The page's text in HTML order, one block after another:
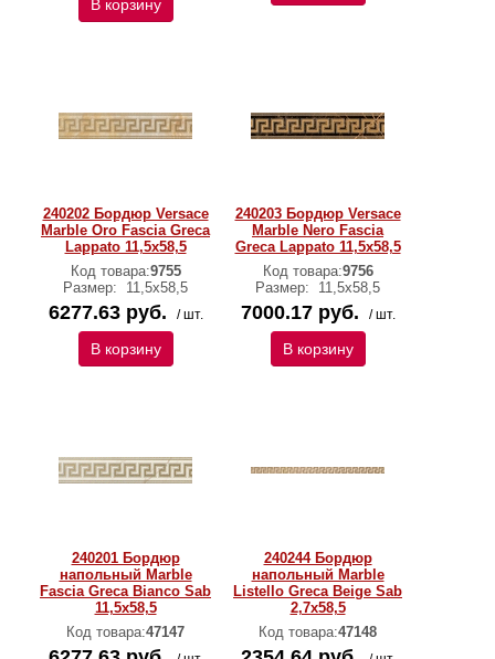
В корзину
240202 Бордюр Versace
Marble Oro Fascia Greca
Lappato 11,5х58,5
Код товара:9755
Размер:
11,5х58,5
6277.63 руб. / шт.
В корзину
240203 Бордюр Versace
Marble Nero Fascia
Greca Lappato 11,5х58,5
Код товара:9756
Размер:
11,5х58,5
7000.17 руб. / шт.
В корзину
240201 Бордюр
напольный Marble
Fascia Greca Bianco Sab
11,5x58,5
Код товара:47147
240244 Бордюр
напольный Marble
Listello Greca Beige Sab
2,7x58,5
Код товара:47148